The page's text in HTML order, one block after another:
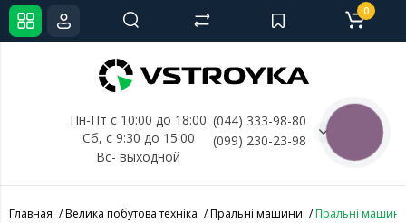
Пн-Пт с 10:00 до 18:00
Сб, с 9:30 до 15:00
Вс- выходной
(044) 333-98-80
(099) 230-23-98
0
Главная Велика побутова техніка Пральні машини Пральні